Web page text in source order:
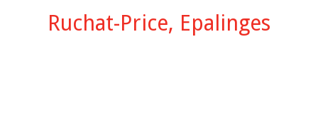
Ruchat-Price, Epalinges